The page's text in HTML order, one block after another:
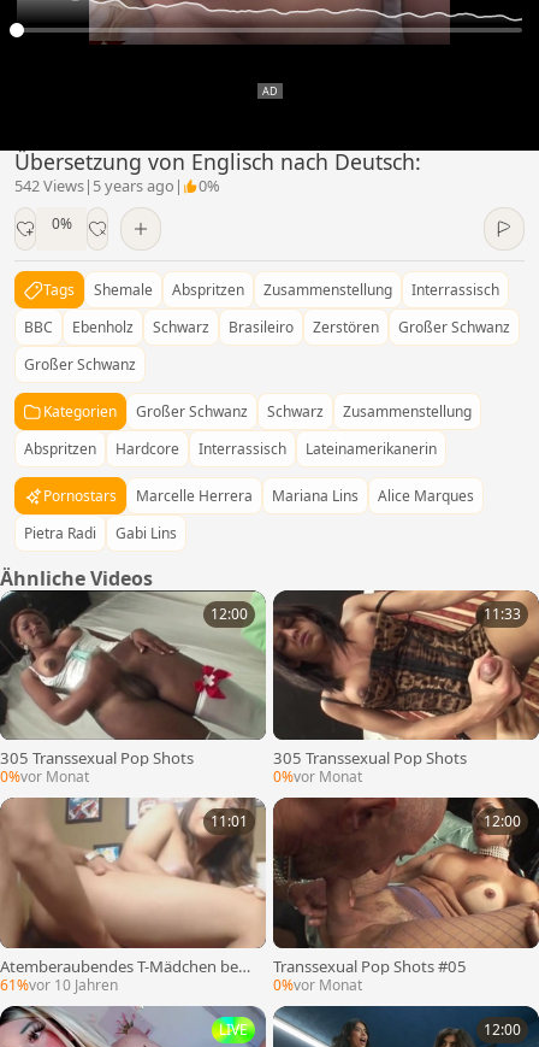
Übersetzung von Englisch nach Deutsch:
542 Views| 5 years ago | 0%
0%
Tags Shemale Abspritzen Zusammenstellung
Interrassisch
BBC
Ebenholz Schwarz Brasileiro Zerstören
Großer Schwanz
Großer Schwanz
Kategorien Großer Schwanz Schwarz
Zusammenstellung
Abspritzen
Hardcore Interrassisch Lateinamerikanerin
Pornostars Marcelle Herrera Mariana Lins
Alice Marques
Pietra Radi
Gabi Lins
Ähnliche Videos
12:00
305 Transsexual Pop Shots
0%vor Monat
11:33
305 Transsexual Pop Shots
0%vor Monat
11:01
Atemberaubendes T-Mädchen beko
mmt ihre großen Brüste abgespritz
t
61%vor 10 Jahren
12:00
Transsexual Pop Shots #05
0%vor Monat
LIVE 12:00